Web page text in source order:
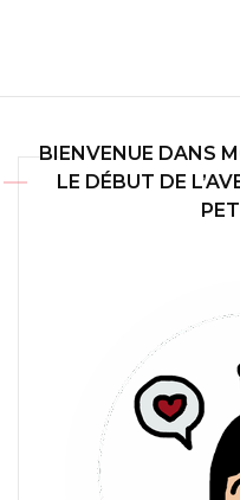
BIENVENUE DANS
LE DÉBUT DE